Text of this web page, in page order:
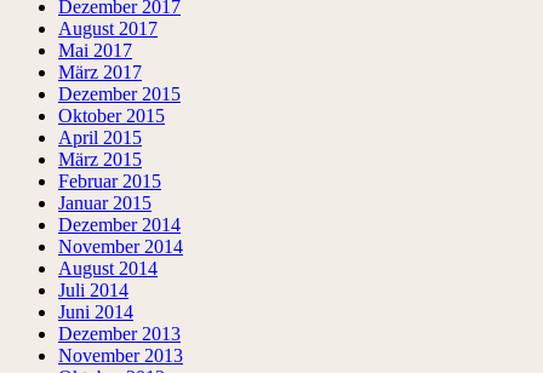
Dezember 2017
August 2017
Mai 2017
März 2017
Dezember 2015
Oktober 2015
April 2015
März 2015
Februar 2015
Januar 2015
Dezember 2014
November 2014
August 2014
Juli 2014
Juni 2014
Dezember 2013
November 2013